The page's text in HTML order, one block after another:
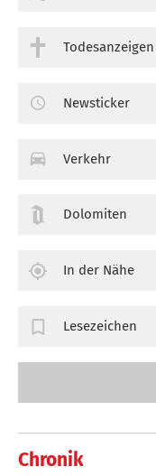
Chronik
Todesanzeigen
Newsticker
Verkehr
Dolomiten
In der Nähe
Lesezeichen